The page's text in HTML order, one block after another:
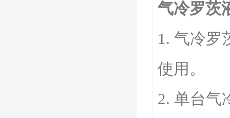
气冷罗茨
1. 气冷罗
使用。
2. 单台气